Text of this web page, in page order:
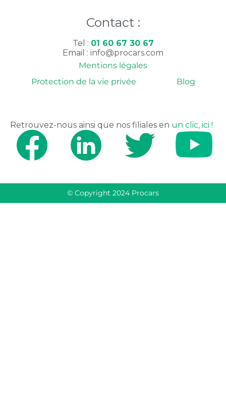
© Copyright 2024 Procars
Contact :
Tel : 01 60 67 30 67
Email : info@procars.com
Mentions légales
Protection de la vie privée
Blog
Retrouvez-nous ainsi que nos filiales en un clic, ici !